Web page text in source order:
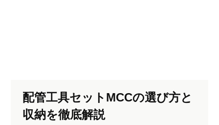
配管工具セットMCCの選び方と
収納を徹底解説